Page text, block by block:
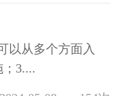
以从多个方面入
3....